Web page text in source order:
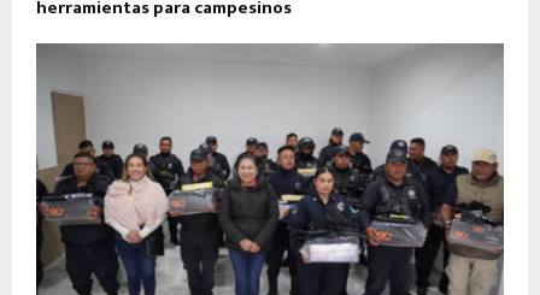
herramientas para campesinos